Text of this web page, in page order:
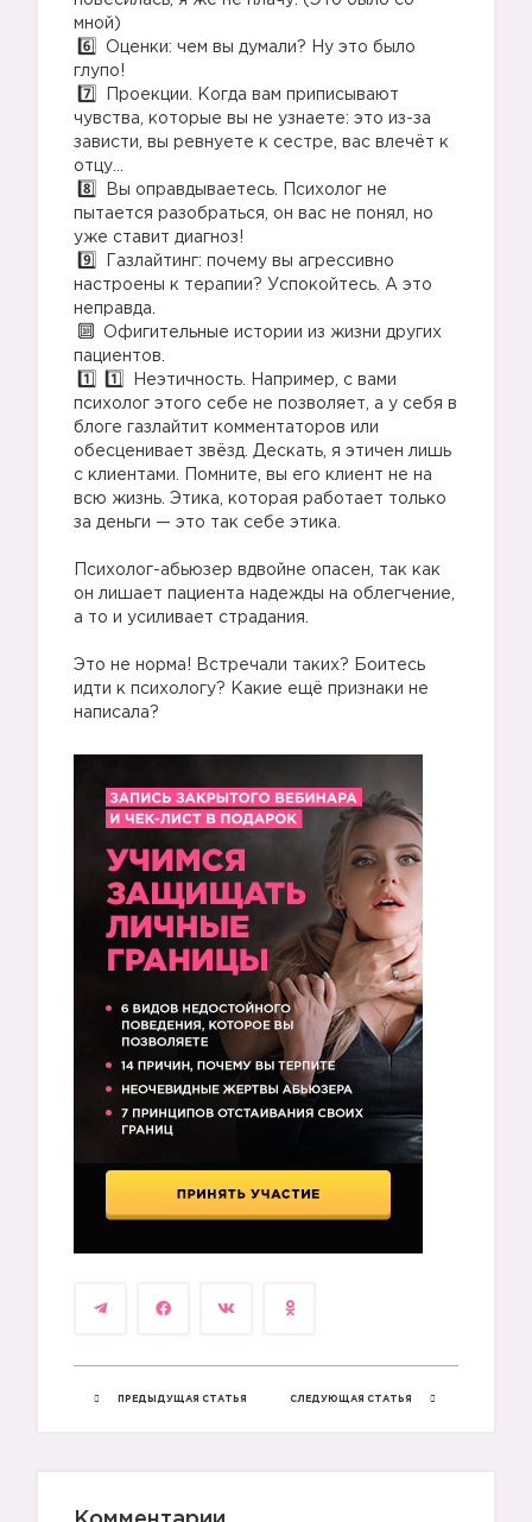
1️⃣
мной)
Оценки: чем вы думали? Ну это было
глупо!
Проекции. Когда вам приписывают
чувства, которые вы не узнаете: это из-за
зависти, вы ревнуете к сестре, вас влечёт к
отцу…
Вы оправдываетесь. Психолог не
пытается разобраться, он вас не понял, но
уже ставит диагноз!
Газлайтинг: почему вы агрессивно
настроены к терапии? Успокойтесь. А это
неправда.
Офигительные истории из жизни других
пациентов.
Неэтичность. Например, с вами
психолог этого себе не позволяет, а у себя в
блоге газлайтит комментаторов или
обесценивает звёзд. Дескать, я этичен лишь
с клиентами. Помните, вы его клиент не на
всю жизнь. Этика, которая работает только
за деньги — это так себе этика.
Психолог-абьюзер вдвойне опасен, так как
он лишает пациента надежды на облегчение,
а то и усиливает страдания.
Это не норма! Встречали таких? Боитесь
идти к психологу? Какие ещё признаки не
написала?
ПРЕДЫДУЩАЯ СТАТЬЯ СЛЕДУЮЩАЯ СТАТЬЯ